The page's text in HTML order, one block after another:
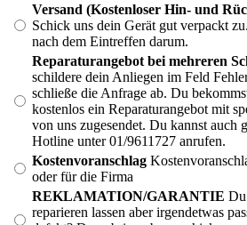
Versand (Kostenloser Hin- und
Schick uns dein Gerät gut verpackt
nach dem Eintreffen darum.
Reparaturangebot bei mehreren
schildere dein Anliegen im Feld
schließe die Anfrage ab. Du
kostenlos ein Reparaturangebot mit
von uns zugesendet. Du kannst auch
Hotline unter 01/9611727 anrufen.
Kostenvoranschlag
oder für die Firma
REKLAMATION/GARANTIE Du
reparieren lassen aber irgendetwas